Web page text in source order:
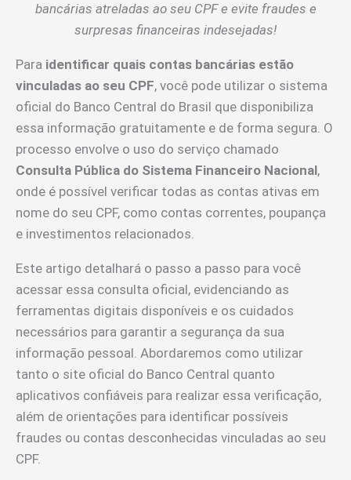
bancárias atreladas ao seu CPF e evite fraudes e
surpresas financeiras indesejadas!
Para identificar quais contas bancárias estão
vinculadas ao seu CPF, você pode utilizar o sistema
oficial do Banco Central do Brasil que disponibiliza
essa informação gratuitamente e de forma segura. O
processo envolve o uso do serviço chamado
Consulta Pública do Sistema Financeiro Nacional,
onde é possível verificar todas as contas ativas em
nome do seu CPF, como contas correntes, poupança
e investimentos relacionados.
Este artigo detalhará o passo a passo para você
acessar essa consulta oficial, evidenciando as
ferramentas digitais disponíveis e os cuidados
necessários para garantir a segurança da sua
informação pessoal. Abordaremos como utilizar
tanto o site oficial do Banco Central quanto
aplicativos confiáveis para realizar essa verificação,
além de orientações para identificar possíveis
fraudes ou contas desconhecidas vinculadas ao seu
CPF.